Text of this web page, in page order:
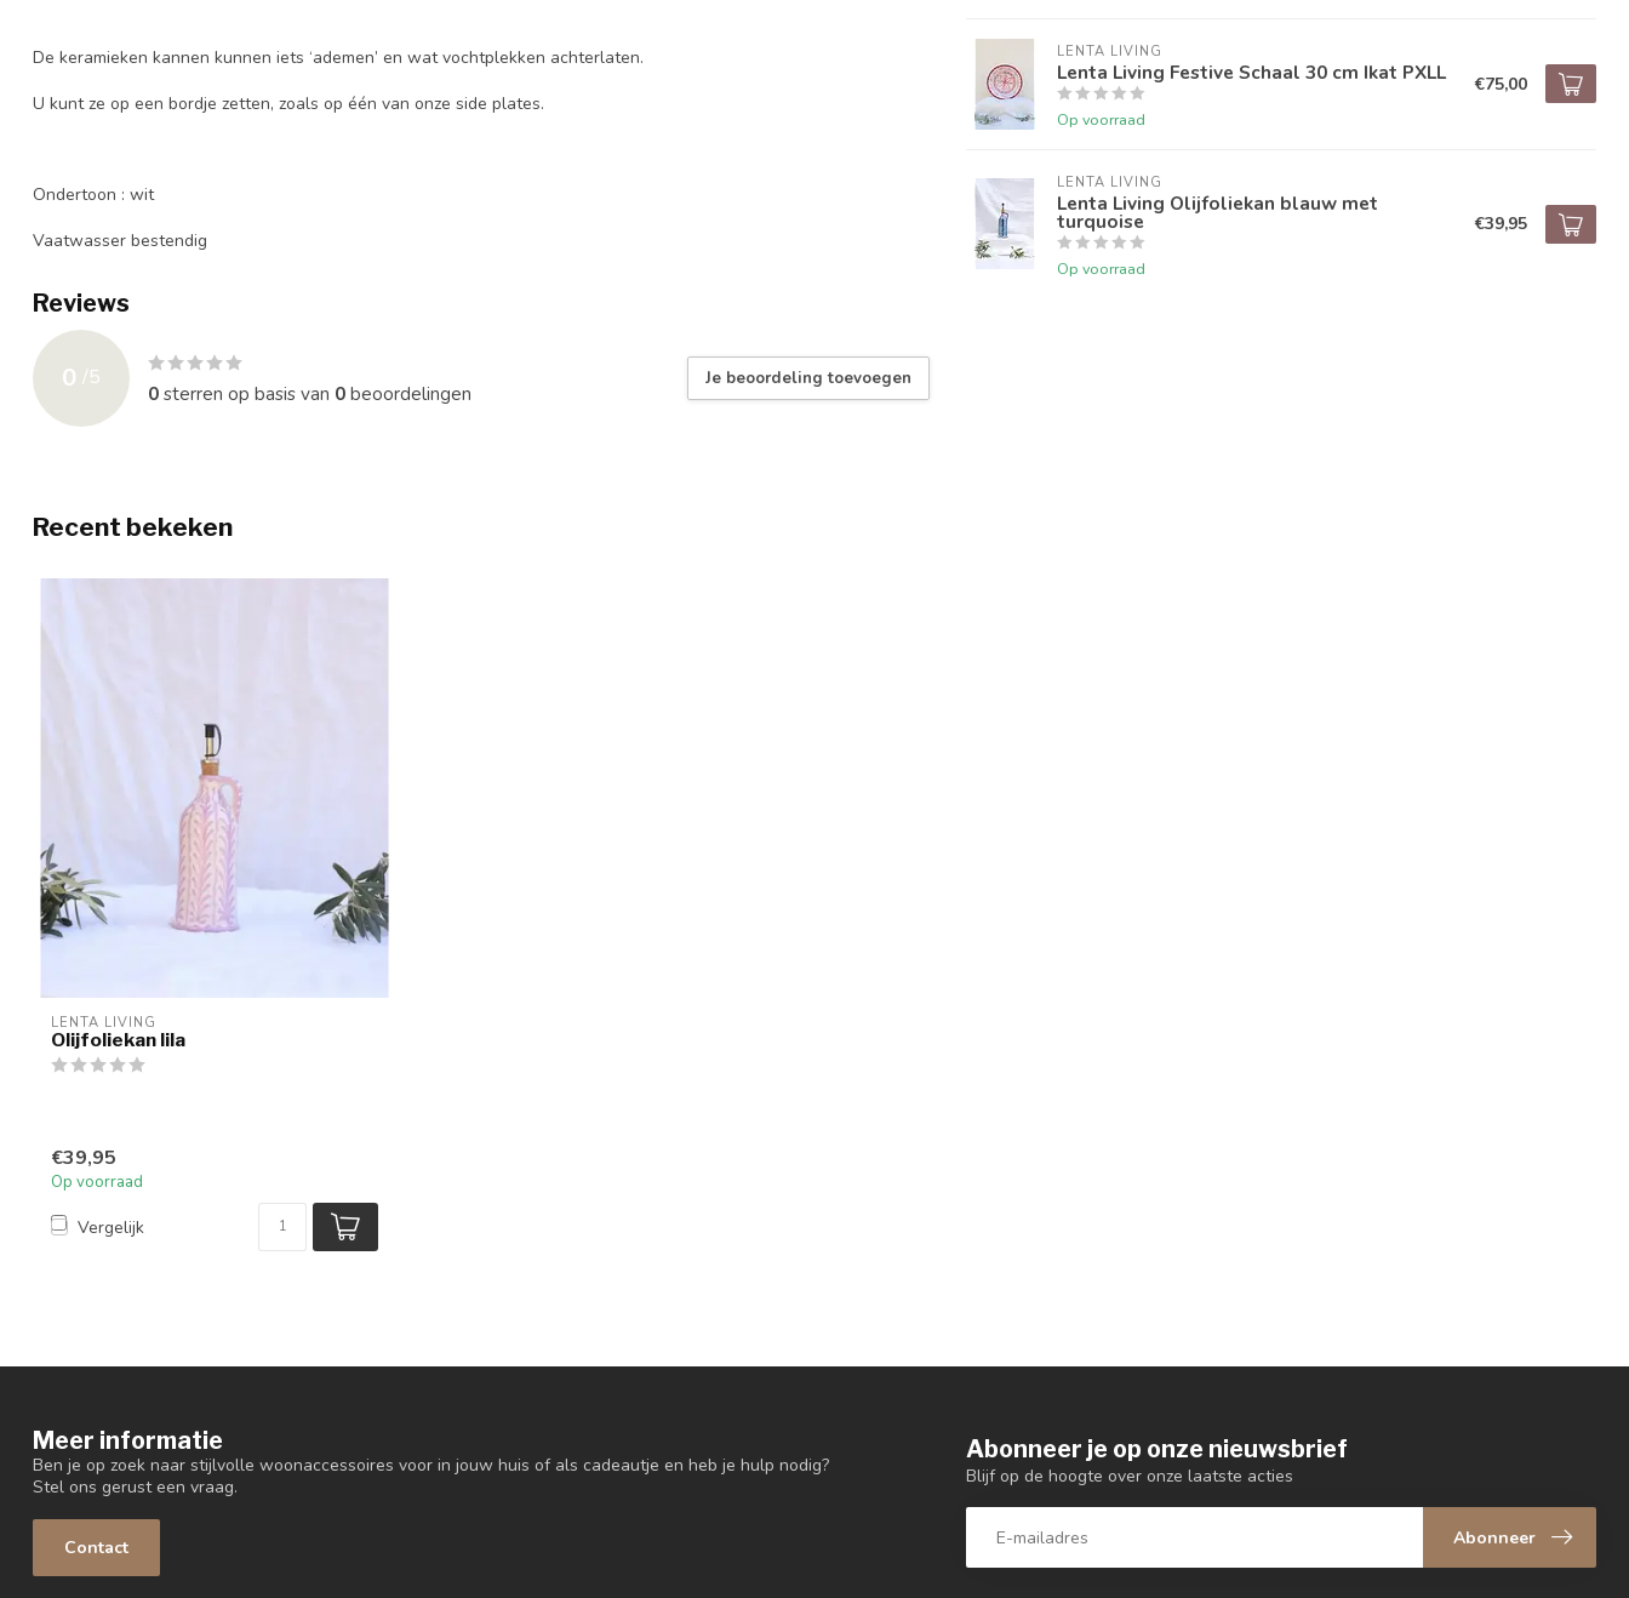
De keramieken kannen kunnen iets ‘ademen’ en wat vochtplekken achterlaten.
U kunt ze op een bordje zetten, zoals op één van onze side plates.
Ondertoon : wit
Vaatwasser bestendig
Reviews
0 /5
0sterren op basis van 0beoordelingen
Je beoordeling toevoegen
LENTA LIVING
Lenta Living Festive Schaal 30 cm Ikat PXLL
Op voorraad
€75,00
LENTA LIVING
Lenta Living Olijfoliekan blauw met
turquoise
Op voorraad
€39,95
Recent bekeken
LENTA LIVING
Olijfoliekan lila
€39,95
Op voorraad
Vergelijk
Meer informatie
Ben je op zoek naar stijlvolle woonaccessoires voor in jouw huis of als cadeautje en heb je hulp nodig?
Stel ons gerust een vraag.
Contact
Abonneer je op onze nieuwsbrief
Blijf op de hoogte over onze laatste acties
Abonneer